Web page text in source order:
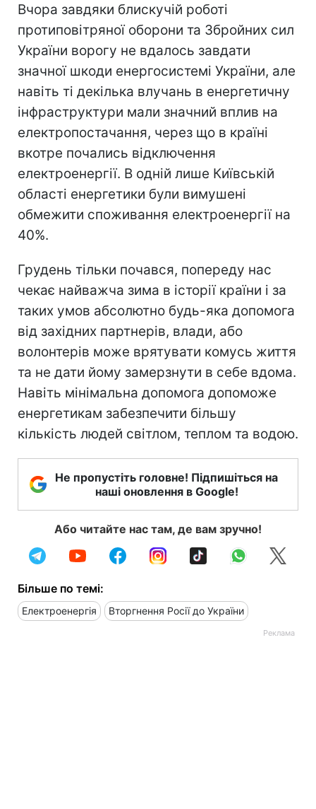
Вчора завдяки блискучій роботі
протиповітряної оборони та Збройних сил
України ворогу не вдалось завдати
значної шкоди енергосистемі України, але
навіть ті декілька влучань в енергетичну
інфраструктури мали значний вплив на
електропостачання, через що в країні
вкотре почались відключення
електроенергії. В одній лише Київській
області енергетики були вимушені
обмежити споживання електроенергії на
40%.
Грудень тільки почався, попереду нас
чекає найважча зима в історії країни і за
таких умов абсолютно будь-яка допомога
від західних партнерів, влади, або
волонтерів може врятувати комусь життя
та не дати йому замерзнути в себе вдома.
Навіть мінімальна допомога допоможе
енергетикам забезпечити більшу
кількість людей світлом, теплом та водою.
Не пропустіть головне! Підпишіться на
наші оновлення в Google!
Або читайте нас там, де вам зручно!
Більше по темі:
Електроенергія Вторгнення Росії до України